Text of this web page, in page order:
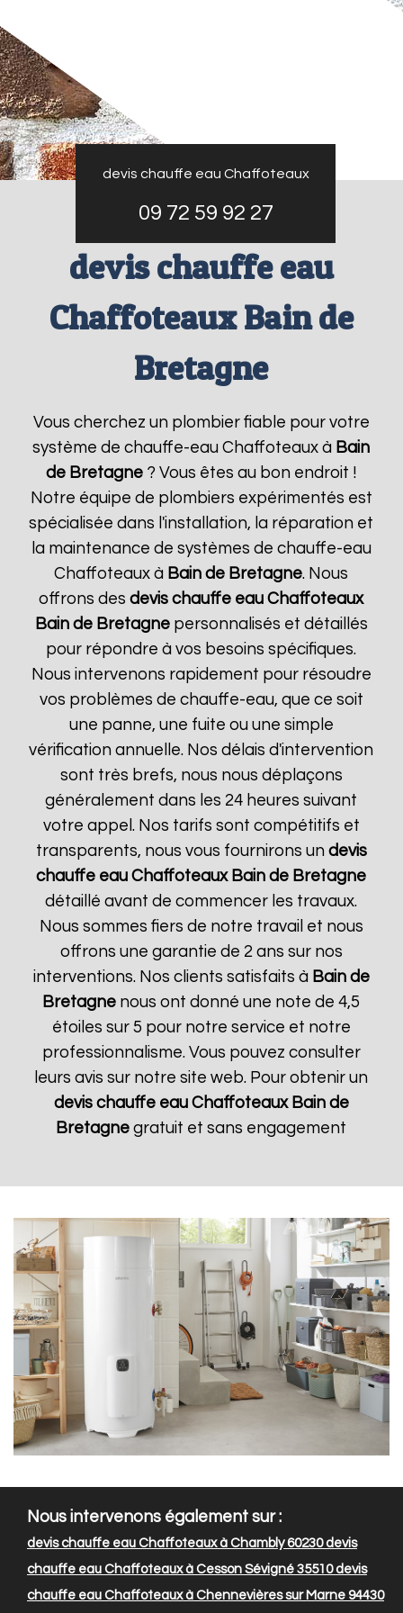
devis chauffe eau Chaffoteaux
09 72 59 92 27
devis chauffe eau
Chaffoteaux Bain de
Bretagne
Vous cherchez un plombier fiable pour votre
système de chauffe-eau Chaffoteaux à Bain
de Bretagne ? Vous êtes au bon endroit !
Notre équipe de plombiers expérimentés est
spécialisée dans l'installation, la réparation et
la maintenance de systèmes de chauffe-eau
Chaffoteaux à Bain de Bretagne. Nous
offrons desdevis chauffe eau Chaffoteaux
Bain de Bretagnepersonnalisés et détaillés
pour répondre à vos besoins spécifiques.
Nous intervenons rapidement pour résoudre
vos problèmes de chauffe-eau, que ce soit
une panne, une fuite ou une simple
vérification annuelle. Nos délais d'intervention
sont très brefs, nous nous déplaçons
généralement dans les 24 heures suivant
votre appel. Nos tarifs sont compétitifs et
transparents, nous vous fournirons un devis
chauffe eau Chaffoteaux Bain de Bretagne
détaillé avant de commencer les travaux.
Nous sommes fiers de notre travail et nous
offrons une garantie de 2 ans sur nos
interventions. Nos clients satisfaits à Bain de
Bretagne nous ont donné une note de 4,5
étoiles sur 5 pour notre service et notre
professionnalisme. Vous pouvez consulter
leurs avis sur notre site web. Pour obtenir un
devis chauffe eau Chaffoteaux Bain de
Bretagne gratuit et sans engagement
Nous intervenons également sur :
devis chauffe eau Chaffoteaux à Chambly 60230devis
chauffe eau Chaffoteaux à Cesson Sévigné 35510devis
chauffe eau Chaffoteaux à Chennevières sur Marne 94430